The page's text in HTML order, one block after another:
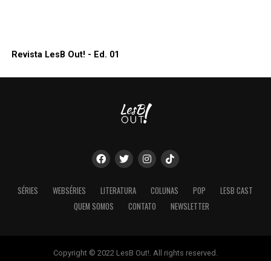
Revista LesB Out! - Ed. 01
SÉRIES WEBSÉRIES LITERATURA COLUNAS POP
LESB CAST
QUEM SOMOS
CONTATO NEWSLETTER
Copyright © 2022 LesB Out!. All rights reserved.